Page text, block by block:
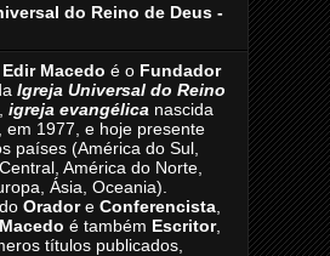
do Reino de Deus -
Macedo é o Fundador
Igreja Universal do Reino
, igreja evangélica nascida
em 1977, e hoje presente
países (América do Sul,
América do Norte,
Ásia, Oceania).
Oradore Conferencista,
é também Escritor,
títulos publicados,